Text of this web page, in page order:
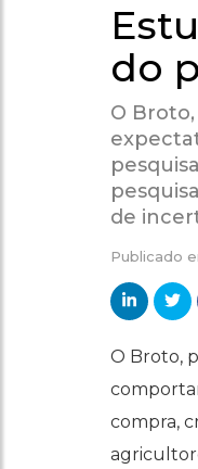
do
O
de
Publicado
O Broto,
compra,